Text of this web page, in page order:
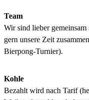
Team
Wir sind lieber gemeinsam
gern unsere Zeit
Bierpong-Turnier).
Kohle
Bezahlt wird nach Tarif